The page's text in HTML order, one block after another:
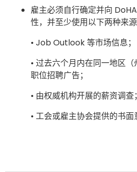
雇主必须自行确定并向
性，并至少使用以下两种来源
• Job Outlook 等市场信息；
• 过去六个月内在同一地区
职位招聘广告；
• 由权威机构开展的薪资调查；
• 工会或雇主协会提供的书面